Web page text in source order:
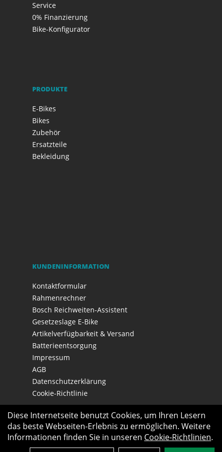
Service
0% Finanzierung
Bike-Konfigurator
PRODUKTE
E-Bikes
Bikes
Zubehör
Ersatzteile
Bekleidung
KUNDENINFORMATION
Kontaktformular
Rahmenrechner
Bosch Reichweiten-Assistent
Gesetzeslage E-Bike
Artikelverfügbarkeit & Versand
Batterieentsorgung
Impressum
AGB
Datenschutzerklärung
Cookie-Richtlinie
Diese Internetseite benutzt Cookies, um Ihren Lesern
das beste Webseiten-Erlebnis zu ermöglichen. Weitere
Informationen finden Sie in unseren Cookie-Richtlinien.